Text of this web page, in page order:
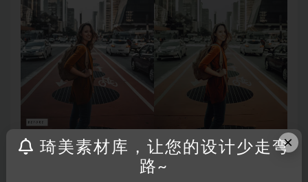
×
琦美素材库，让您的设计少走弯
路~